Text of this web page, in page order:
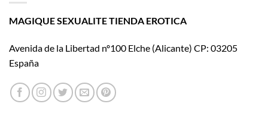
convierte
íntima
MAGIQUE SEXUALITE TIENDA EROTICA
Avenida de la Libertad nº100 Elche (Alicante) CP: 03205
España